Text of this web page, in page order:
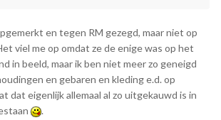
en tegen RM gezegd, maar niet op
viel me op omdat ze de enige was op het
in beeld, maar ik ben niet meer zo geneigd
en gebaren en kleding e.d. op
dat eigenlijk allemaal al zo uitgekauwd is in
.